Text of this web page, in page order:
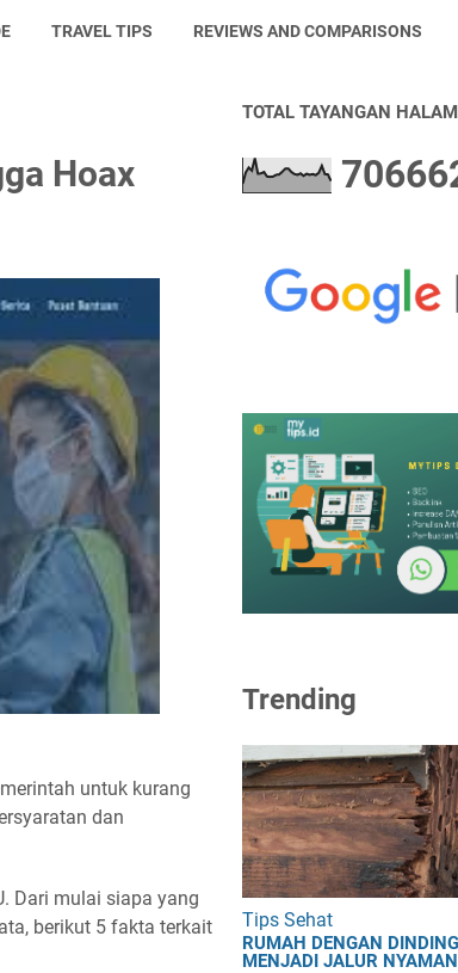
TRAVEL TIPS REVIEWS AND COMPARISONS
Hoax
untuk kurang
dan
Dari mulai siapa yang
berikut 5 fakta terkait
TOTAL TAYANGAN
70666
Trending
Tips Sehat
RUMAH DENGAN
MENJADI JALUR